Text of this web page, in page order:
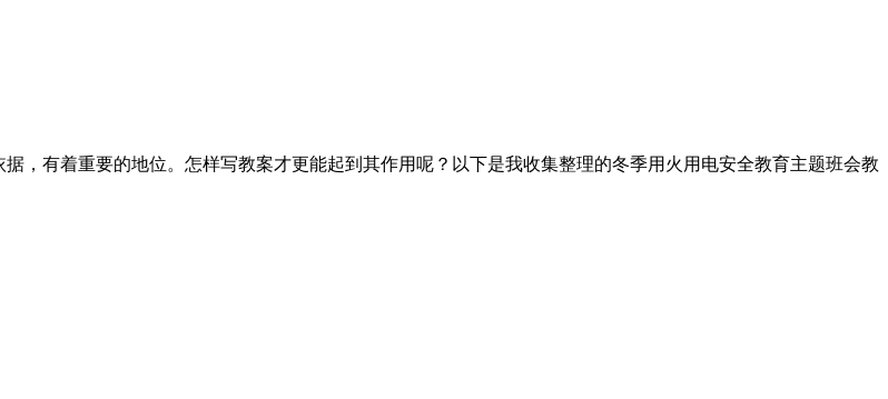
，有着重要的地位。怎样写教案才更能起到其作用呢？以下是我收集整理的冬季用火用电安全教育主题班会教